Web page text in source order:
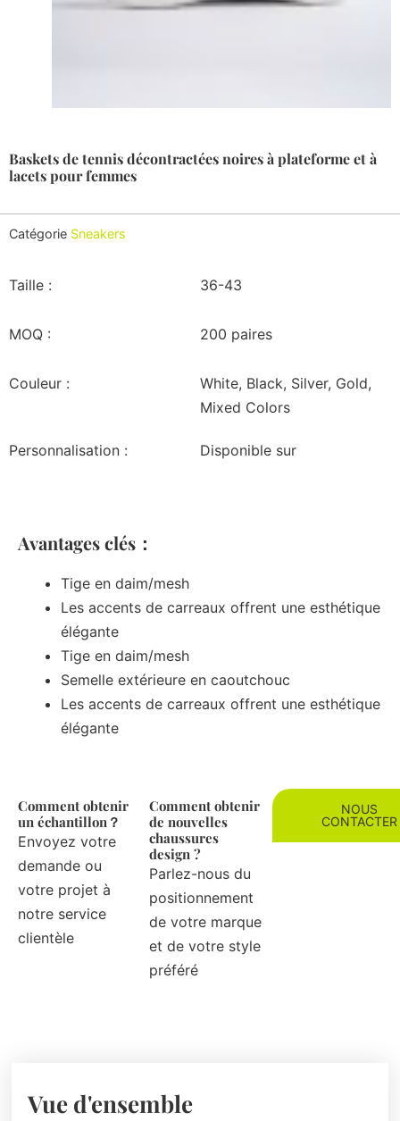
Baskets de tennis décontractées noires à plateforme et à
lacets pour femmes
Catégorie Sneakers
Taille : 36-43
MOQ : 200 paires
Couleur :
White, Black, Silver, Gold,
Mixed Colors
Personnalisation : Disponible sur
Avantages clés：
Tige en daim/mesh
Les accents de carreaux offrent une esthétique
élégante
Tige en daim/mesh
Semelle extérieure en caoutchouc
Les accents de carreaux offrent une esthétique
élégante
Comment obtenir
un échantillon？
Envoyez votre
demande ou
votre projet à
notre service
clientèle
Comment obtenir
de nouvelles
chaussures
design ?
Parlez-nous du
positionnement
de votre marque
et de votre style
préféré
NOUS
CONTACTER
Vue d'ensemble